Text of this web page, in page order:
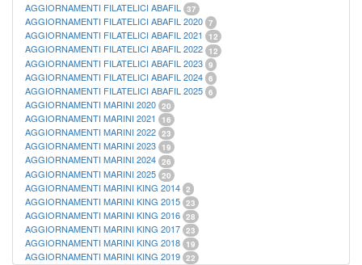
AGGIORNAMENTI FILATELICI ABAFIL 37
AGGIORNAMENTI FILATELICI ABAFIL 2020 7
AGGIORNAMENTI FILATELICI ABAFIL 2021 12
AGGIORNAMENTI FILATELICI ABAFIL 2022 12
AGGIORNAMENTI FILATELICI ABAFIL 2023 9
AGGIORNAMENTI FILATELICI ABAFIL 2024 6
AGGIORNAMENTI FILATELICI ABAFIL 2025 6
AGGIORNAMENTI MARINI 2020 20
AGGIORNAMENTI MARINI 2021 16
AGGIORNAMENTI MARINI 2022 23
AGGIORNAMENTI MARINI 2023 19
AGGIORNAMENTI MARINI 2024 26
AGGIORNAMENTI MARINI 2025 20
AGGIORNAMENTI MARINI KING 2014 2
AGGIORNAMENTI MARINI KING 2015 23
AGGIORNAMENTI MARINI KING 2016 28
AGGIORNAMENTI MARINI KING 2017 23
AGGIORNAMENTI MARINI KING 2018 19
AGGIORNAMENTI MARINI KING 2019 22